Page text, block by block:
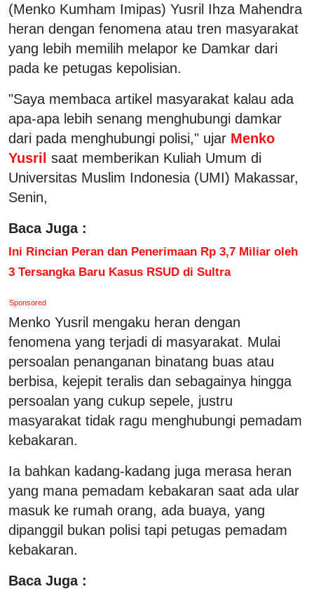
(Menko Kumham Imipas) Yusril Ihza Mahendra
heran dengan fenomena atau tren masyarakat
yang lebih memilih melapor ke Damkar dari
pada ke petugas kepolisian.
"Saya membaca artikel masyarakat kalau ada
apa-apa lebih senang menghubungi damkar
dari pada menghubungi polisi," ujar Menko
Yusril saat memberikan Kuliah Umum di
Universitas Muslim Indonesia (UMI) Makassar,
Senin,
Baca Juga :
Ini Rincian Peran dan Penerimaan Rp 3,7 Miliar oleh
3 Tersangka Baru Kasus RSUD di Sultra
Sponsored
Menko Yusril mengaku heran dengan
fenomena yang terjadi di masyarakat. Mulai
persoalan penanganan binatang buas atau
berbisa, kejepit teralis dan sebagainya hingga
persoalan yang cukup sepele, justru
masyarakat tidak ragu menghubungi pemadam
kebakaran.
Ia bahkan kadang-kadang juga merasa heran
yang mana pemadam kebakaran saat ada ular
masuk ke rumah orang, ada buaya, yang
dipanggil bukan polisi tapi petugas pemadam
kebakaran.
Baca Juga :